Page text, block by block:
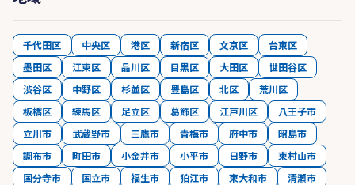
千代田区 中央区 港区 新宿区 文京区
台東区
墨田区
江東区 品川区 目黒区 大田区
世田谷区
渋谷区
中野区 杉並区 豊島区 北区
荒川区
板橋区
練馬区 足立区 葛飾区 江戸川区
八王子市
立川市
武蔵野市 三鷹市 青梅市 府中市
昭島市
調布市
町田市 小金井市 小平市 日野市
東村山市
国分寺市
国立市 福生市 狛江市 東大和市
清瀬市